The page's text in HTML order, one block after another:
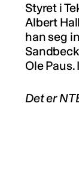
Styret i
Albert
han seg
Ole
Det er